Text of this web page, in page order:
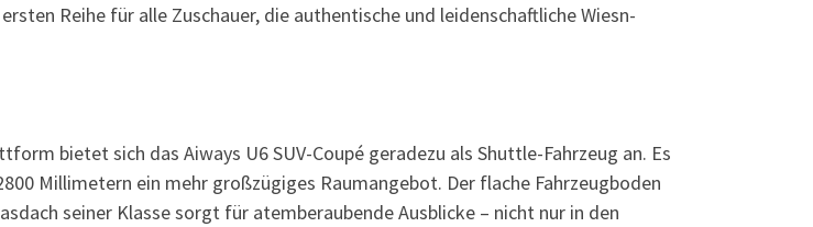
Reihe für alle Zuschauer, die authentische und leidenschaftliche Wiesn-
bietet sich das Aiways U6 SUV-Coupé geradezu als Shuttle-Fahrzeug an. Es
Millimetern ein mehr großzügiges Raumangebot. Der flache Fahrzeugboden
seiner Klasse sorgt für atemberaubende Ausblicke – nicht nur in den